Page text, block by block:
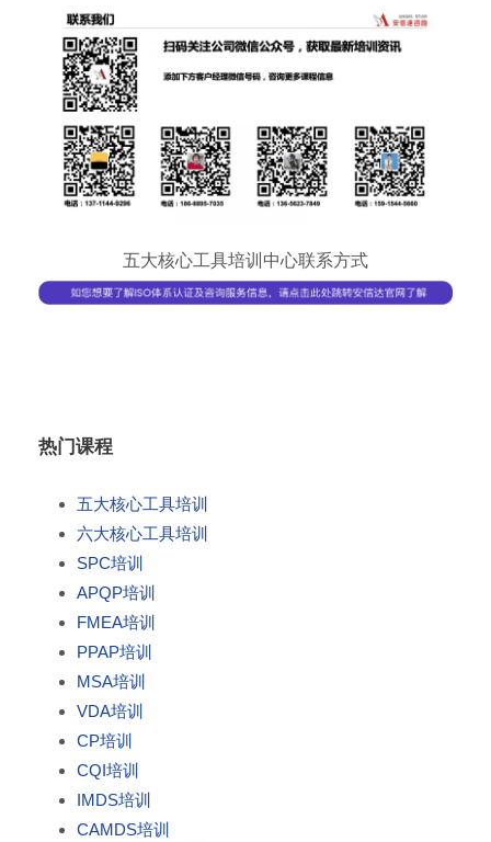
五大核心工具培训中心联系方式
热门课程
五大核心工具培训
六大核心工具培训
SPC培训
APQP培训
FMEA培训
PPAP培训
MSA培训
VDA培训
CP培训
CQI培训
IMDS培训
CAMDS培训